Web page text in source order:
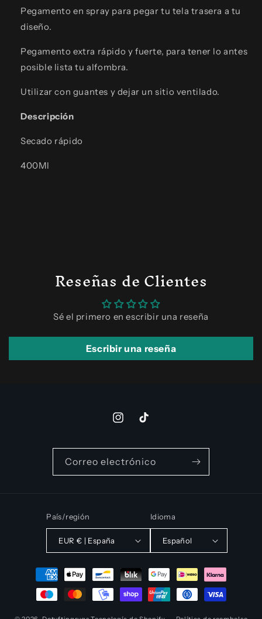
Pegamento en spray para pegar tu tela trasera a tu
diseño.
Pegamento extra rápido y fuerte, para tener lo antes
posible lista tu alfombra.
Utilizar con guantes y dejar un sitio ventilado.
Descripción
Secado rápido
400Ml
Reseñas de Clientes
Sé el primero en escribir una reseña
Escribir una reseña
InstagramTikTok
Correo electrónico
País/región
EUR € | España
Idioma
Español
Formas
pago